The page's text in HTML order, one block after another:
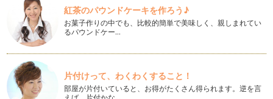
飛行機マナー お子様と一緒 トイレマナー編
夏休み・・・帰省、旅行などで飛行機を利用する予定はありま
すか？交通手段として飛行機が便利な…
ママが旅行を楽しむためのパッキング
夏の旅行シーズン前に、旅先でストレスなく楽しむためのパ
ッキングを紹介したいと思…
紅茶のパウンドケーキを作ろう♪
お菓子作りの中でも、比較的簡単で美味しく、親しまれてい
るパウンドケー…
片付けって、わくわくすること！
部屋が片付いていると、お得がたくさん得られます。逆を言